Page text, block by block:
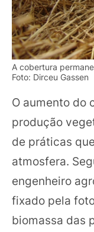
A cobertura
Foto: Dirceu Gassen
O aumento do
produção
de práticas
atmosfera.
engenheiro
fixado pela
biomassa das